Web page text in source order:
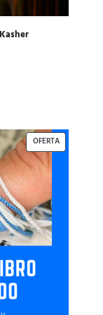
OFERTA